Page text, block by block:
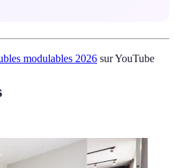
modulables 2026 sur YouTube